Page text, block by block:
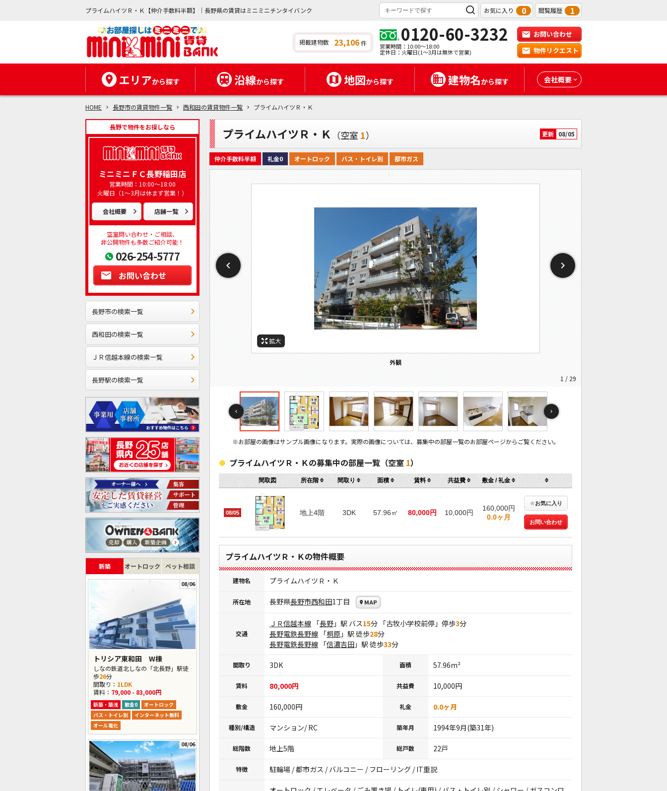
プライムハイツＲ・Ｋ【仲介手数料半額】｜長野県の賃貸はミニミニチンタイバンク お気に入り 0 閲覧履歴 1
掲載建物数 23,106件 0120-60-3232
営業時間：10:00～18:00
定休日：火曜日(1～3月は無休で営業)
お問い合わせ
物件リクエスト
エリアから探す 沿線から探す 地図から探す 建物名から探す 会社概要
HOME 長野市の賃貸物件一覧 西和田の賃貸物件一覧 プライムハイツＲ・Ｋ
長野で物件をお探しなら
ミニミニＦＣ長野稲田店
営業時間：10:00～18:00
火曜日（1～3月は休まず営業！）
会社概要 店舗一覧
空室問い合わせ・ご相談、
非公開物件も多数ご紹介可能！
026-254-5777
お問い合わせ
長野市の検索一覧
西和田の検索一覧
ＪＲ信越本線の検索一覧
長野駅の検索一覧
新築 オートロック ペット相談
08/06
トリシア東和田 W棟
しなの鉄道北しなの「北長野」駅徒
歩26分
間取り： 1LDK
賃料： 79,000 - 83,000円
新築・築浅 敷金0
オートロック
バス・トイレ別
インターネット無料
オール電化
08/06
プライムハイツＲ・Ｋ （空室 1） 更新 08/05
仲介手数料半額 礼金0 オートロック バス・トイレ別 都市ガス
拡大
外観
1 / 29
拡大
間取
間取り
拡大
居間
拡大
居間
拡大
居間
拡大
キッチン
拡大
キッチン
拡大
寝室
拡大
寝室
拡大
風呂
拡大
風呂
拡大
トイレ
拡大
収納
拡大
洗面
拡大
バルコニー
拡大
設備
拡大
設備
拡大
設備
拡大
玄関
拡大
玄関
拡大
その他画像
洗濯機置き場
拡大
セキュリティ
拡大
セキュリティ
拡大
周辺施設：ホームセンター
拡大
周辺施設：ドラックストア
拡大
周辺施設：コンビニ
拡大
周辺施設：スーパー
拡大
周辺施設：銀行
拡大
周辺施設：警察署・交番
※お部屋の画像はサンプル画像になります。実際の画像については、募集中の部屋一覧のお部屋ページからご覧ください。
プライムハイツＲ・Ｋの募集中の部屋一覧（空室 1）
間取図 所在階 間取り 面積 賃料 共益費 敷金 / 礼金
08/05 地上4階 3DK 57.96㎡ 80,000円 10,000円
160,000円
0.0ヶ月
★お気に入り
お問い合わせ
プライムハイツＲ・Ｋの物件概要
建物名 プライムハイツＲ・Ｋ
所在地 長野県長野市西和田1丁目 MAP
交通
ＪＲ信越本線 「長野 」駅 バス15分 「古牧小学校前停」停歩3分
長野電鉄長野線 「桐原 」駅 徒歩28分
長野電鉄長野線 「信濃吉田 」駅 徒歩33分
間取り 3DK 面積 57.96m²
賃料 80,000円 共益費 10,000円
敷金 160,000円 礼金 0.0ヶ月
種別/構造 マンション/ RC 築年月 1994年9月(築31年)
総階数 地上5階 総戸数 22戸
特徴 駐輪場 / 都市ガス / バルコニー / フローリング / IT重説